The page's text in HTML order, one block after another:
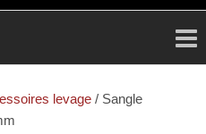
levage / Sangle